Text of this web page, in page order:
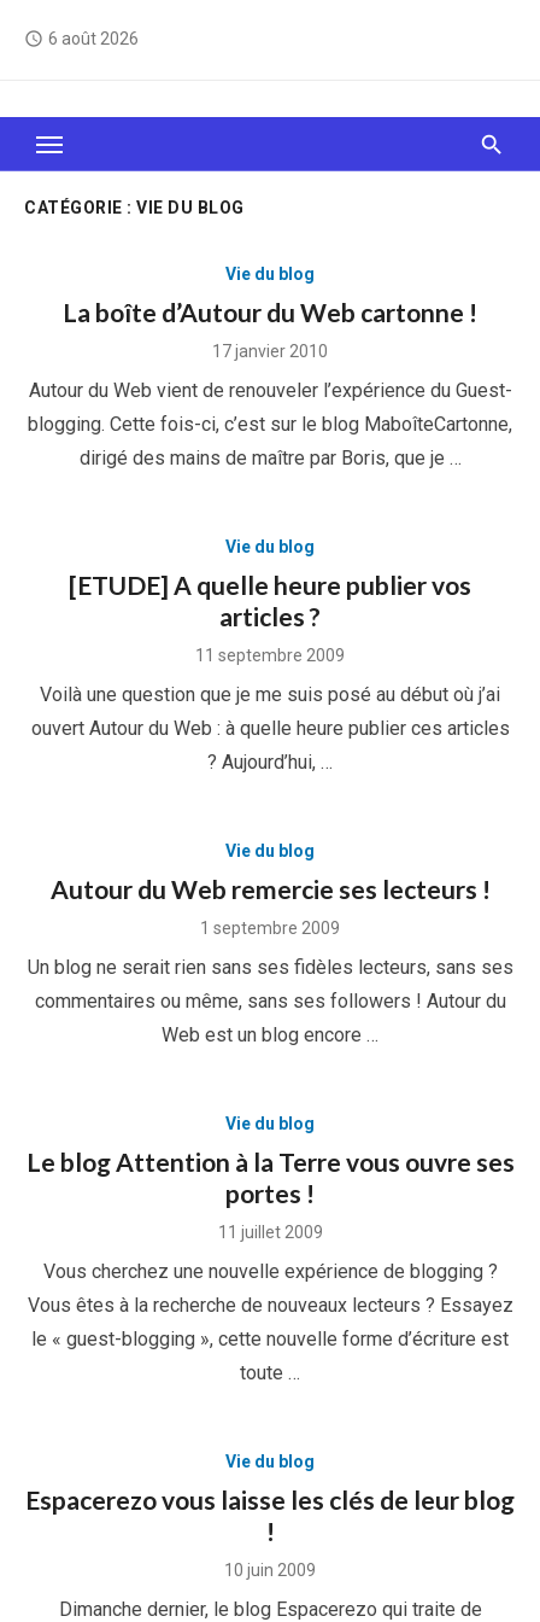
access_time 6 août 2026
Le Web, c'est comme une boîte de chocolats… On
sait jamais sur quoi on va tomber !
CATÉGORIE : VIE DU BLOG
Vie du blog
La boîte d’Autour du Web cartonne !
Posted
17 janvier 2010
Autour du Web vient de renouveler l’expérience du Guest-
blogging. Cette fois-ci, c’est sur le blog MaboîteCartonne,
dirigé des mains de maître par Boris, que je …
Vie du blog
[ETUDE] A quelle heure publier vos
articles ?
Posted
11 septembre 2009
Voilà une question que je me suis posé au début où j’ai
ouvert Autour du Web : à quelle heure publier ces articles
? Aujourd’hui, …
Vie du blog
Autour du Web remercie ses lecteurs !
Posted
1 septembre 2009
Un blog ne serait rien sans ses fidèles lecteurs, sans ses
commentaires ou même, sans ses followers ! Autour du
Web est un blog encore …
Vie du blog
Le blog Attention à la Terre vous ouvre ses
portes !
Posted
11 juillet 2009
Vous cherchez une nouvelle expérience de blogging ?
Vous êtes à la recherche de nouveaux lecteurs ? Essayez
le « guest-blogging », cette nouvelle forme d’écriture est
toute …
Vie du blog
Espacerezo vous laisse les clés de leur blog
!
Posted
10 juin 2009
Dimanche dernier, le blog Espacerezo qui traite de